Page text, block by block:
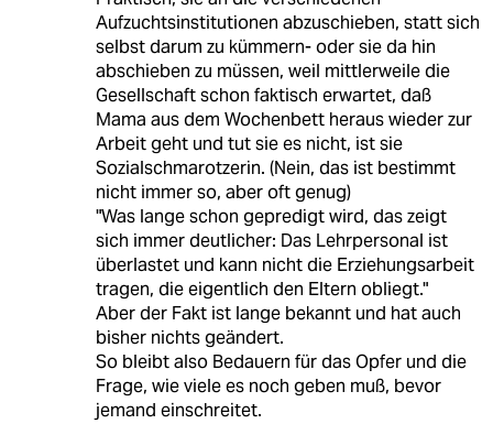
Aufzuchtsinstitutionen abzuschieben, statt sich
selbst darum zu kümmern- oder sie da hin
abschieben zu müssen, weil mittlerweile die
Gesellschaft schon faktisch erwartet, daß
Mama aus dem Wochenbett heraus wieder zur
Arbeit geht und tut sie es nicht, ist sie
Sozialschmarotzerin. (Nein, das ist bestimmt
nicht immer so, aber oft genug)
"Was lange schon gepredigt wird, das zeigt
sich immer deutlicher: Das Lehrpersonal ist
überlastet und kann nicht die Erziehungsarbeit
tragen, die eigentlich den Eltern obliegt."
Aber der Fakt ist lange bekannt und hat auch
bisher nichts geändert.
So bleibt also Bedauern für das Opfer und die
Frage, wie viele es noch geben muß, bevor
jemand einschreitet.